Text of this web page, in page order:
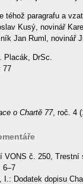
téhož paragrafu a
Kusý, novinář
Jan Ruml, novinář
Placák, DrSc.
77
o Chartě 77, roč. 4
VONS č. 250, Trestní
6–7
I.: Dodatek dopisu